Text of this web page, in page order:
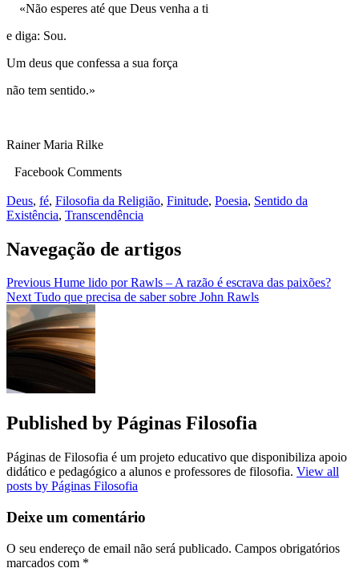
«Não esperes até que Deus venha a ti
e diga: Sou.
Um deus que confessa a sua força
não tem sentido.»
Rainer Maria Rilke
Facebook Comments
Deus, fé, Filosofia da Religião, Finitude, Poesia, Sentido da
Existência, Transcendência
Navegação de artigos
Previous Hume lido por Rawls – A razão é escrava das paixões?
Next Tudo que precisa de saber sobre John Rawls
Published by Páginas Filosofia
Páginas de Filosofia é um projeto educativo que disponibiliza apoio
didático e pedagógico a alunos e professores de filosofia. View all
posts by Páginas Filosofia
Deixe um comentário
O seu endereço de email não será publicado. Campos obrigatórios
marcados com *